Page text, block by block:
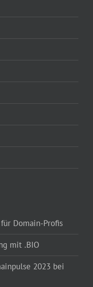
Domain-Profis
mit .BIO
2023 bei